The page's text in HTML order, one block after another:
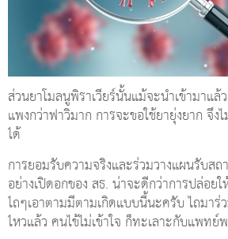
ส่วนยาโมลนูพิราเวียร์นั้นแม้จะนำเข้ามาแ
แพงกว่าฟาวิมาก การจะขอใช้ยายุ่งยาก จึ
ได้
การยอมรับความจริงและร่วมวางแผนรับส
อย่างเปิดอกของ สธ. น่าจะดีกว่าการปล่อ
ไถๆเอาตามมีตามเกิดแบบนี้นะครับ ไถมาร่
ไหวแล้ว คนไข้ไม่เข้าใจ ก็ทะเลาะกับแพท